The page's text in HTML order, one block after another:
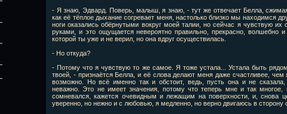
- Я знаю, Эдвард. Поверь, малыш, я знаю, - тут же отвечает Белла,
как её тёплое дыхание согревает меня, настолько близко мы находимся
ноги оказались обёрнутыми вокруг моей талии, но сейчас я чувствую
руками, и это ощущается невероятно правильно, прекрасно, волшебно
которой ты уже и не верил, но она вдруг осуществилась.
- Но откуда?
- Потому что я чувствую то же самое. Я тоже устала... Устала быть
твоей, - признаётся Белла, и её слова делают меня даже счастливее,
возможно. Но всё именно так и обстоит, ведь, пусть она и не
неважно. Это не имеет значения, потому что теперь мне и так
сомневался, кажется очевидным и лежащим на поверхности, и, снова
уверенно, но нежно и с любовью, я медленно, но верно двигаюсь в сторону